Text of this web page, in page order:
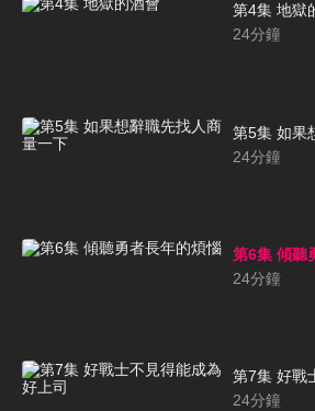
第4集 地獄
24分鐘
第5集 如果
24分鐘
第6集 傾聽
24分鐘
第7集 好戰
24分鐘